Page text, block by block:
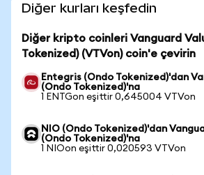
Diğer kurları keşfedin
Diğer kripto coinleri Vanguard
Tokenized) (VTVon) coin'e çevirin
Entegris (Ondo Tokenized)'dan
(Ondo Tokenized)'na
1 ENTGon eşittir 0,645004 VTVon
NIO (Ondo Tokenized)'dan
(Ondo Tokenized)'na
1 NIOon eşittir 0,020593 VTVon